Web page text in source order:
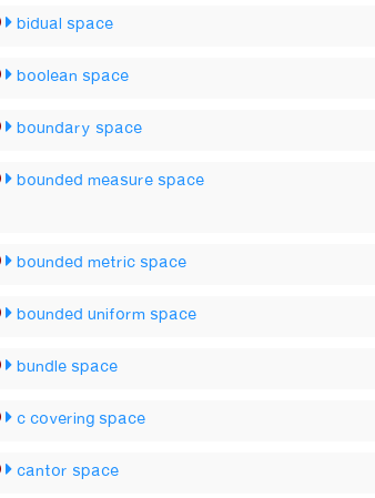
bidual space
boolean space
boundary space
bounded measure space
bounded metric space
bounded uniform space
bundle space
c covering space
cantor space